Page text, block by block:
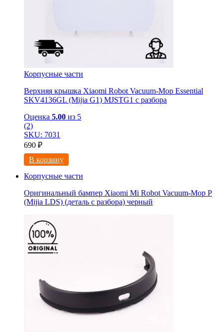
Корпусные части
Верхняя крышка Xiaomi Robot Vacuum-Mop Essential
SKV4136GL (Mijia G1) MJSTG1 с разбора
Оценка 5.00 из 5
(2)
SKU: 7031
690 ₽
В корзину
Корпусные части
Оригинальный бампер Xiaomi Mi Robot Vacuum-Mop P
(Mijia LDS) (деталь с разбора) черный